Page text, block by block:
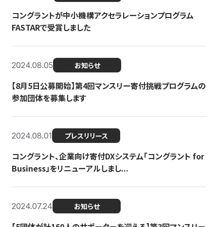
コングラントが中小機構アクセラレーションプログラム
FASTARで受賞しました
2024.08.05 お知らせ
【8月5日公募開始】第4回マンスリー寄付挑戦プログラムの
参加団体を募集します
2024.08.01 プレスリリース
コングラント、企業向け寄付DXシステム「コングラント for
Business」をリニューアルしまし...
2024.07.24 お知らせ